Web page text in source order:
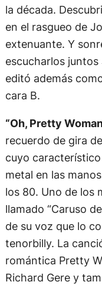
la década.
en el rasgueo de
extenuante. Y
escucharlos juntos
editó además
cara B.
“Oh, Pretty
recuerdo de gira
cuyo
metal en las
los 80. Uno de los
llamado “Caruso
de su voz que lo
tenorbilly. La
romántica Pretty
Richard Gere y